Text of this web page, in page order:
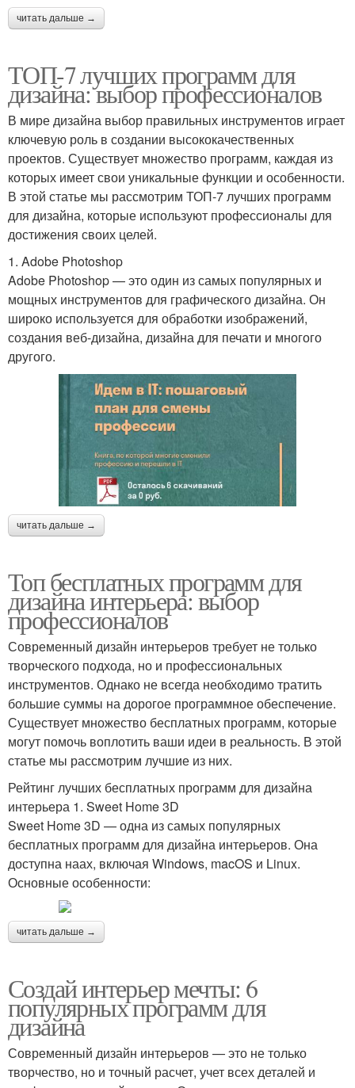
читать дальше →
ТОП-7 лучших программ для
дизайна: выбор профессионалов
В мире дизайна выбор правильных инструментов играет
ключевую роль в создании высококачественных
проектов. Существует множество программ, каждая из
которых имеет свои уникальные функции и особенности.
В этой статье мы рассмотрим ТОП-7 лучших программ
для дизайна, которые используют профессионалы для
достижения своих целей.
1. Adobe Photoshop
Adobe Photoshop — это один из самых популярных и
мощных инструментов для графического дизайна. Он
широко используется для обработки изображений,
создания веб-дизайна, дизайна для печати и многого
другого.
читать дальше →
Топ бесплатных программ для
дизайна интерьера: выбор
профессионалов
Современный дизайн интерьеров требует не только
творческого подхода, но и профессиональных
инструментов. Однако не всегда необходимо тратить
большие суммы на дорогое программное обеспечение.
Существует множество бесплатных программ, которые
могут помочь воплотить ваши идеи в реальность. В этой
статье мы рассмотрим лучшие из них.
Рейтинг лучших бесплатных программ для дизайна
интерьера 1. Sweet Home 3D
Sweet Home 3D — одна из самых популярных
бесплатных программ для дизайна интерьеров. Она
доступна наах, включая Windows, macOS и Linux.
Основные особенности:
читать дальше →
Создай интерьер мечты: 6
популярных программ для
дизайна
Современный дизайн интерьеров — это не только
творчество, но и точный расчет, учет всех деталей и